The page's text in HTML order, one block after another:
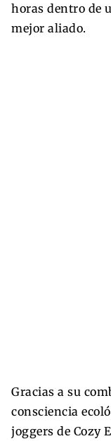
horas dentro de
mejor aliado.
Gracias a su
consciencia
joggers de Cozy